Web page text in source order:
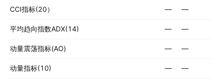
CCI指标(20） — —
平均趋向指数ADX(14) — —
动量震荡指标(AO) — —
动量指标(10) — —